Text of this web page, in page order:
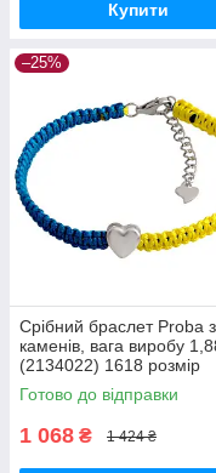
Купити
–25%
Срібний браслет Proba
каменів, вага виробу
(2134022) 1618 розмір
Готово до відправки
1 068 ₴ 1 424 ₴